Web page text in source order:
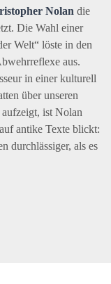
Nolan die
Die Wahl einer
Welt“ löste in den
aus.
in einer kulturell
über unseren
ist Nolan
antike Texte blickt:
durchlässiger, als es